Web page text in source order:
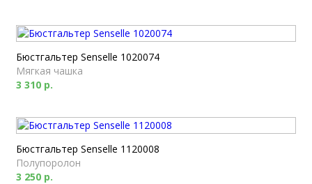
Бюстгальтер Senselle 1020074
Мягкая чашка
3 310 р.
Бюстгальтер Senselle 1120008
Полупоролон
3 250 р.